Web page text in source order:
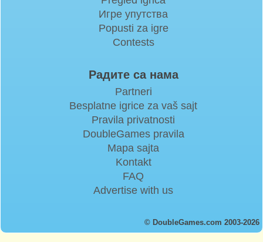
Игре упутства
Popusti za igre
Contests
Радите са нама
Partneri
Besplatne igrice za vaš sajt
Pravila privatnosti
DoubleGames pravila
Mapa sajta
Kontakt
FAQ
Advertise with us
© DoubleGames.com 2003-2026